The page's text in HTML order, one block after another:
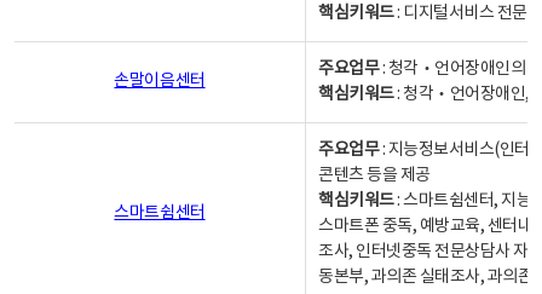
핵심키워드: 디지털서비스 전문
손말이음센터
주요업무: 청각‧언어장애인의
핵심키워드: 청각‧언어장애인,
스마트쉼센터
주요업무: 지능정보서비스(인터
콘텐츠 등을 제공
핵심키워드: 스마트쉼센터, 지능
스마트폰 중독, 예방교육, 센터내
조사, 인터넷중독 전문상담사 자
동본부, 과의존 실태조사, 과의존